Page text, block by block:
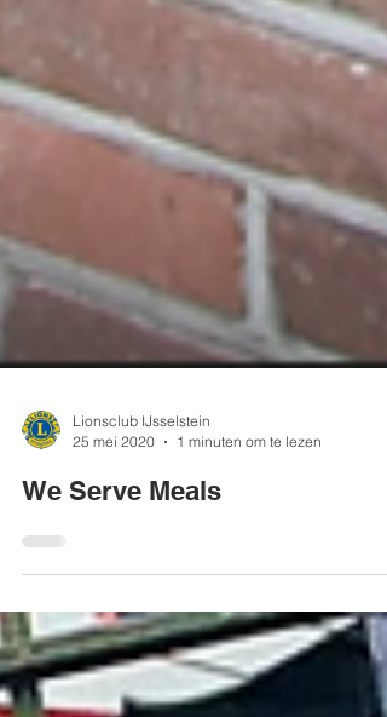
Lionsclub IJsselstein
25 mei 2020
1 minuten om te lezen
We Serve Meals